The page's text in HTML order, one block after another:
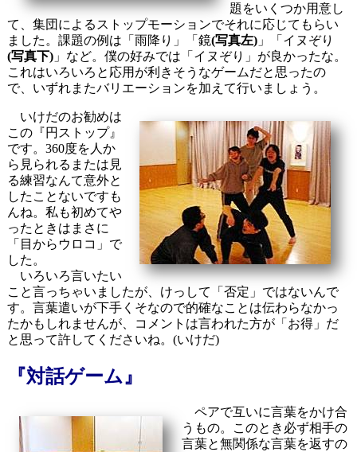
題をいくつか用意し
て、集団によるストップモーションでそれに応じてもらい
ました。課題の例は「雨降り」「鏡(写真左)」「イヌぞり
(写真下)」など。僕の好みでは「イヌぞり」が良かったな。
これはいろいろと応用が利きそうなゲームだと思ったの
で、いずれまたバリエーションを加えて行いましょう。
いけだのお勧めは
この『円ストップ』
です。360度を人か
ら見られるまたは見
る練習なんて意外と
したことないですも
んね。私も初めてや
ったときはまさに
「目からウロコ」で
した。
いろいろ言いたい
こと言っちゃいましたが、けっして「否定」ではないんで
す。言葉遣いが下手くそなので的確なことは伝わらなかっ
たかもしれませんが、コメントは言われた方が「お得」だ
と思って許してくださいね。(いけだ)
『対話ゲーム』
ペアで互いに言葉をかけ合
うもの。このとき必ず相手の
言葉と無関係な言葉を返すの